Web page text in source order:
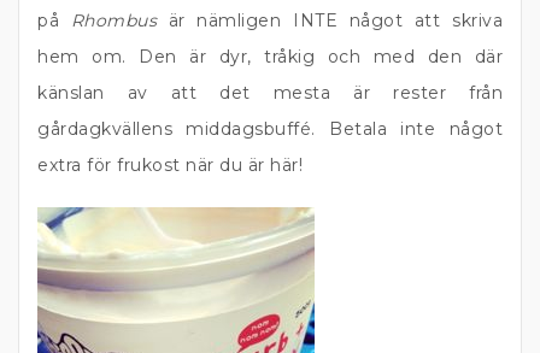
på Rhombusär nämligen INTE något att skriva
hem om. Den är dyr, tråkig och med den där
känslan av att det mesta är rester från
gårdagkvällens middagsbuffé. Betala inte något
extra för frukost när du är här!